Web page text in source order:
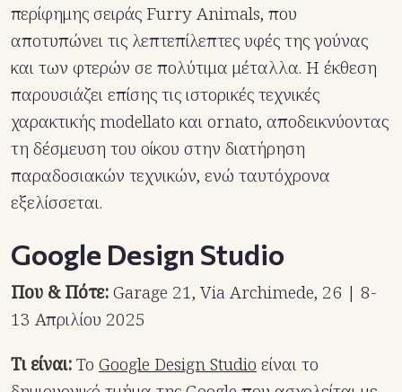
περίφημης σειράς Furry Animals, που
αποτυπώνει τις λεπτεπίλεπτες υφές της γούνας
και των φτερών σε πολύτιμα μέταλλα. Η έκθεση
παρουσιάζει επίσης τις ιστορικές τεχνικές
χαρακτικής modellato και ornato, αποδεικνύοντας
τη δέσμευση του οίκου στην διατήρηση
παραδοσιακών τεχνικών, ενώ ταυτόχρονα
εξελίσσεται.
Google Design Studio
Που & Πότε:Garage 21, Via Archimede, 26 | 8-
13 Απριλίου 2025
Τι είναι:Το Google Design Studio είναι το